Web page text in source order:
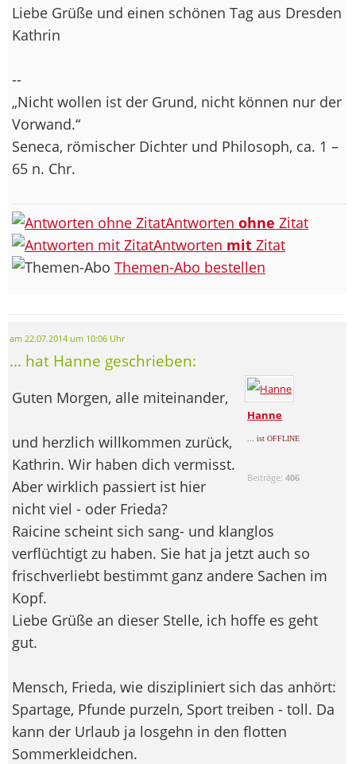
Liebe Grüße und einen schönen Tag aus Dresden
Kathrin
--
„Nicht wollen ist der Grund, nicht können nur der
Vorwand.“
Seneca, römischer Dichter und Philosoph, ca. 1 –
65 n. Chr.
Antworten ohne Zitat
Antworten mit Zitat
Themen-Abo bestellen
am 22.07.2014 um 10:06 Uhr
... hat Hanne geschrieben:
Hanne
... ist OFFLINE
Beiträge:406
Guten Morgen, alle miteinander,
und herzlich willkommen zurück,
Kathrin. Wir haben dich vermisst.
Aber wirklich passiert ist hier
nicht viel - oder Frieda?
Raicine scheint sich sang- und klanglos
verflüchtigt zu haben. Sie hat ja jetzt auch so
frischverliebt bestimmt ganz andere Sachen im
Kopf.
Liebe Grüße an dieser Stelle, ich hoffe es geht
gut.
Mensch, Frieda, wie diszipliniert sich das anhört:
Spartage, Pfunde purzeln, Sport treiben - toll. Da
kann der Urlaub ja losgehn in den flotten
Sommerkleidchen.